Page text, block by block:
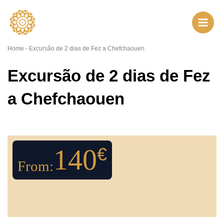
para
Home - Excursão de 2 dias de Fez a Chefchaouen
Excursão de 2 dias de Fez
a Chefchaouen
From: 140€